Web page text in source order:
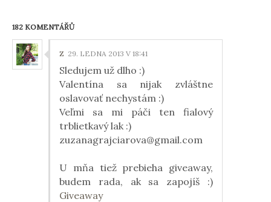
182 KOMENTÁŘŮ
Z 29. LEDNA 2013 V 18:41
Sledujem už dlho :)
Valentína sa nijak zvláštne
oslavovať nechystám :)
Veľmi sa mi páči ten fialový
trblietkavý lak :)
zuzanagrajciarova@gmail.com
U mňa tiež prebieha giveaway,
budem rada, ak sa zapojíš :)
Giveaway